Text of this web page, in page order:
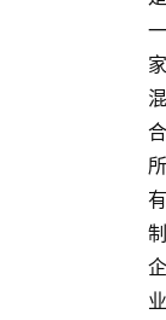
一
家
混
合
所
有
制
企
业